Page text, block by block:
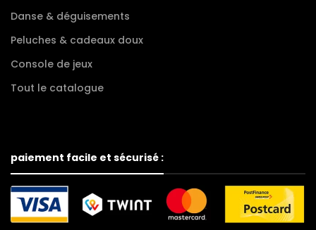
Danse & déguisements
Peluches & cadeaux doux
Console de jeux
Tout le catalogue
paiement facile et sécurisé :